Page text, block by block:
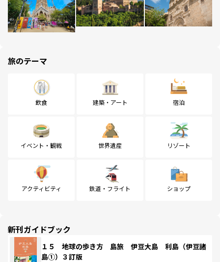
旅のテーマ
飲食 建築・アート 宿泊
イベント・観戦 世界遺産 リゾート
アクティビティ 鉄道・フライト ショップ
新刊ガイドブック
１５ 地球の歩き方 島旅 伊豆大島 利島（伊豆諸
島①）３訂版